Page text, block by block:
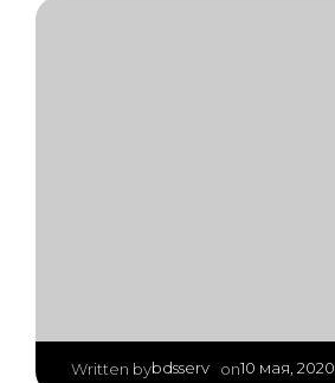
Written bybdsserv on10 мая, 2020